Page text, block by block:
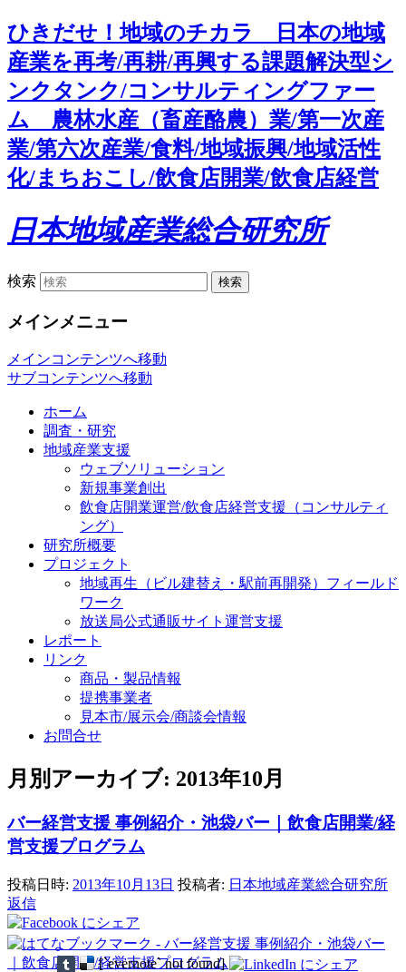
ひきだせ！地域のチカラ 日本の地域
産業を再考/再耕/再興する課題解決型シ
ンクタンク/コンサルティングファー
ム 農林水産（畜産酪農）業/第一次産
業/第六次産業/食料/地域振興/地域活性
化/まちおこし/飲食店開業/飲食店経営
日本地域産業総合研究所
検索
メインメニュー
メインコンテンツへ移動
サブコンテンツへ移動
ホーム
調査・研究
地域産業支援
ウェブソリューション
新規事業創出
飲食店開業運営/飲食店経営支援（コンサルティ
ング）
研究所概要
プロジェクト
地域再生（ビル建替え・駅前再開発）フィールド
ワーク
放送局公式通販サイト運営支援
レポート
リンク
商品・製品情報
提携事業者
見本市/展示会/商談会情報
お問合せ
月別アーカイブ: 2013年10月
バー経営支援 事例紹介・池袋バー｜飲食店開業/経
営支援プログラム
投稿日時: 2013年10月13日 投稿者: 日本地域産業総合研究所
返信
[`evernote` not found]